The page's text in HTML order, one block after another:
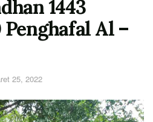
1443
Penghafal Al –
25, 2022